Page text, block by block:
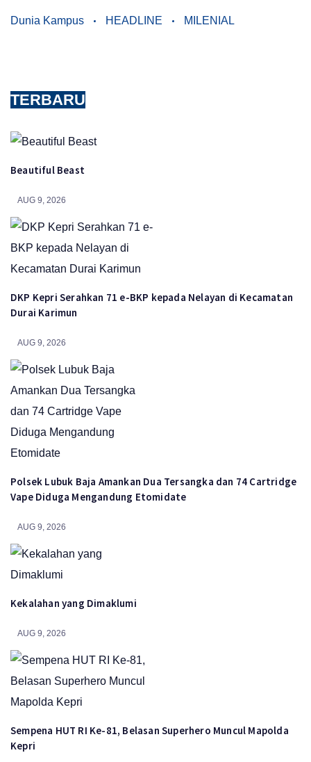
Dunia Kampus HEADLINE MILENIAL
TERBARU
Beautiful Beast
AUG 9, 2026
DKP Kepri Serahkan 71 e-BKP kepada Nelayan di Kecamatan
Durai Karimun
AUG 9, 2026
Polsek Lubuk Baja Amankan Dua Tersangka dan 74 Cartridge
Vape Diduga Mengandung Etomidate
AUG 9, 2026
Kekalahan yang Dimaklumi
AUG 9, 2026
Sempena HUT RI Ke-81, Belasan Superhero Muncul Mapolda
Kepri